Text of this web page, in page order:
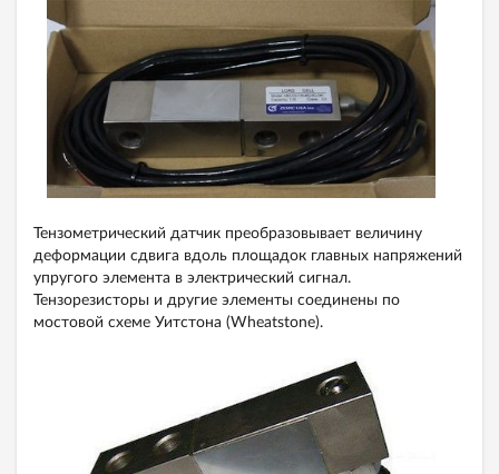
Тензометрический датчик преобразовывает величину
деформации сдвига вдоль площадок главных напряжений
упругого элемента в электрический сигнал.
Тензорезисторы и другие элементы соединены по
мостовой схеме Уитстона (Wheatstone).